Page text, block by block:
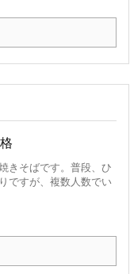
きそばです。普段、ひ
ですが、複数人数でい